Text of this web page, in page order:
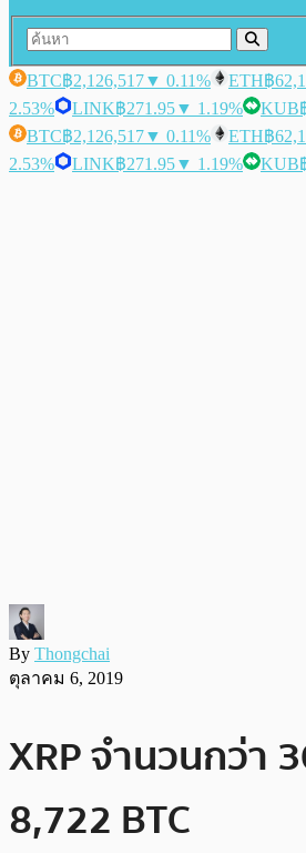
BTC฿2,126,517▼ 0.11% ETH฿
2.53%
LINK฿271.95▼ 1.19% KUB
BTC฿2,126,517▼ 0.11% ETH฿
2.53%
LINK฿271.95▼ 1.19% KUB
By Thongchai
ตุลาคม 6, 2019
XRP จำนวนกว่า
8,722 BTC